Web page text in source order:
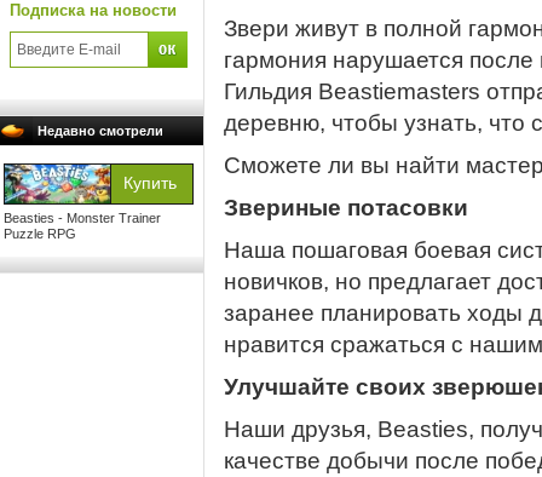
Подписка на новости
Недавно смотрели
Beasties - Monster Trainer
Puzzle RPG
Звери живут в полной
гармония нарушается
Гильдия Beastiemasters
деревню, чтобы узнать, что
Сможете ли вы найти
Звериные потасовки
Наша пошаговая боевая
новичков, но предлагает
заранее планировать ходы
нравится сражаться с
Улучшайте своих
Наши друзья, Beasties,
качестве добычи после